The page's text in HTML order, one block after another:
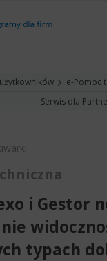
e-Pomoc
Serwis dla
i Gestor
typach